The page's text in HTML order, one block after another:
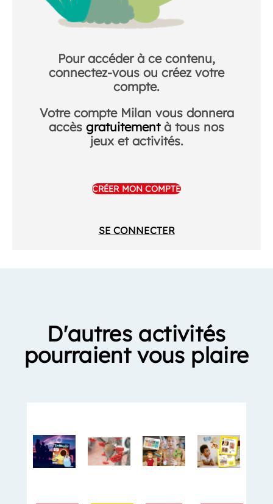
Pour accéder à ce contenu,
connectez-vous ou créez votre
compte.
Votre compte Milan vous donnera
accès gratuitementà tous nos
jeux et activités.
CRÉER MON COMPTE
SE CONNECTER
D'autres activités
pourraient vous plaire